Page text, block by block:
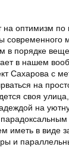
оптимизм по
в порядке
в нашем
Сахарова с
на
своя
на
в виде
и